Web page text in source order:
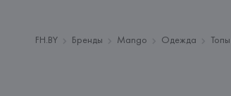
FH.BY Бренды Mango Одежда Топы